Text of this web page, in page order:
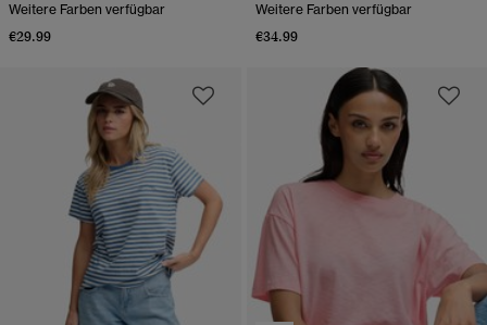
Weitere Farben verfügbar
€29.99
Weitere Farben verfügbar
€34.99